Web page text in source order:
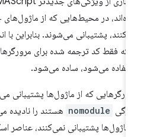
در محیط‌هایی که از ماژول‌های
پشتیبانی می‌شوند. بنابراین با انجام
فقط کد ترجمه شده برای مرورگرهایی
می‌شود، ساده می‌شود.
که از ماژول‌ها پشتیبانی
nomodule هستند را نادیده
ماژول‌ها پشتیبانی نمی‌کنند، عناصر